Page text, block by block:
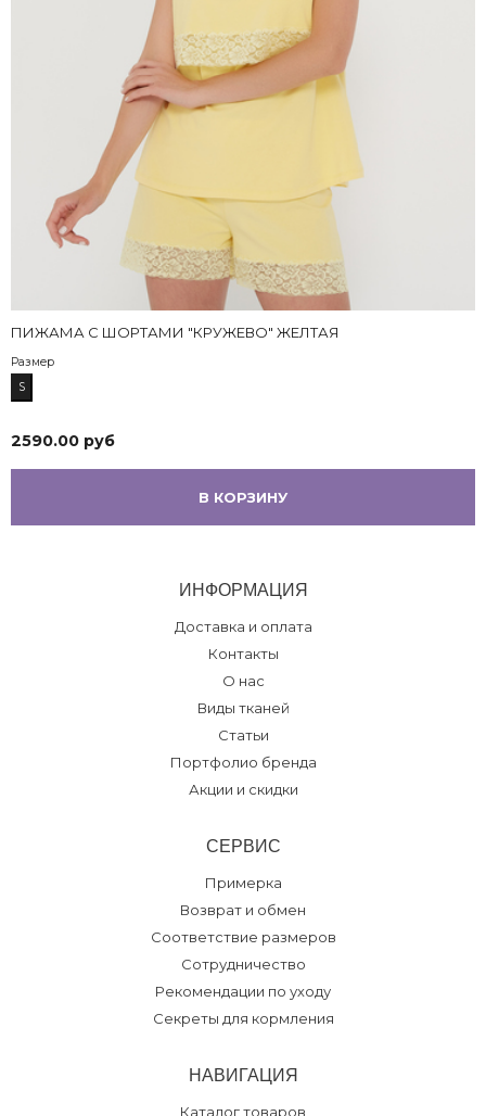
ПИЖАМА С ШОРТАМИ "КРУЖЕВО" ЖЕЛТАЯ
Размер
S
2590.00 руб
В КОРЗИНУ
ИНФОРМАЦИЯ
Доставка и оплата
Контакты
О нас
Виды тканей
Статьи
Портфолио бренда
Акции и скидки
СЕРВИС
Примерка
Возврат и обмен
Соответствие размеров
Сотрудничество
Рекомендации по уходу
Секреты для кормления
НАВИГАЦИЯ
Каталог товаров